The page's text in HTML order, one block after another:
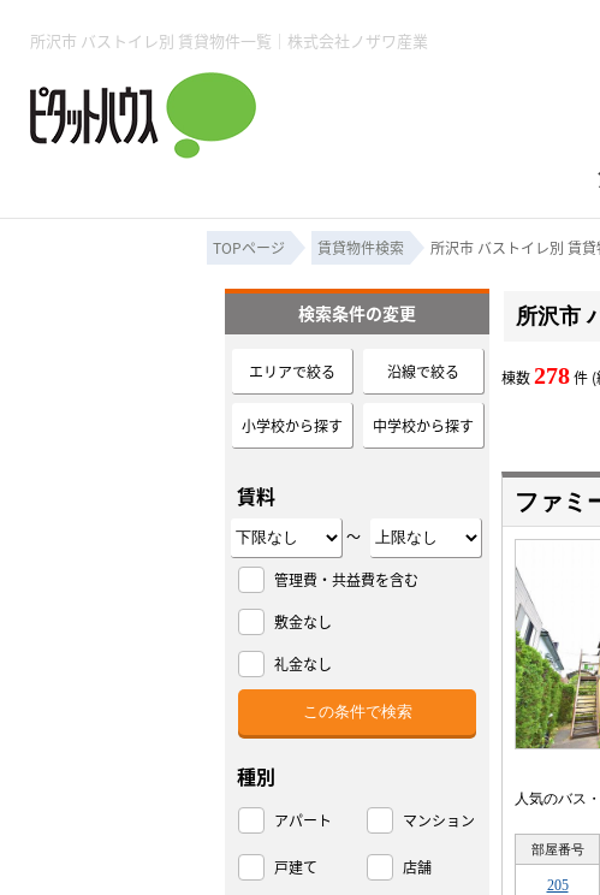
所沢市 バストイレ別 賃貸物件一覧｜株式会社ノザワ産業
所沢賃貸TOP 物件検索フォーム
コンテナ
賃貸管理業務 土地・空き家活用
入居者様用ページTOP 入居中のマナー
売買物件一覧 購入時の諸費用 購
無料売却査定 仲介手数料について
必要な書類 売却の流れ
会社概要 スタッフ紹介 お知らせ
ピタットハウス小手
ご来店予約 お住まいの解約手続き
必要な書類
ピタットハウス小手
TOPページ 賃貸物件検索 所沢市 バストイレ別 賃
所沢市
棟数278件 (
ファミ
人気のバス
部屋番号
205
検索条件の変更
エリアで絞る 沿線で絞る
小学校から探す 中学校から探す
賃料
～
管理費・共益費を含む
敷金なし
礼金なし
種別
アパート マンション
戸建て 店舗